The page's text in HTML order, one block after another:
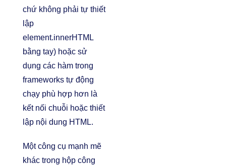
chứ không phải tự thiết
lập
element.innerHTML
bằng tay) hoặc sử
dụng các hàm trong
frameworks tự động
chạy phù hợp hơn là
kết nối chuỗi hoặc thiết
lập nội dung HTML.
Một công cụ mạnh mẽ
khác trong hộp công